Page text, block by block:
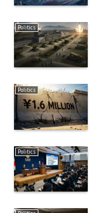
Politics
Politics
Politics